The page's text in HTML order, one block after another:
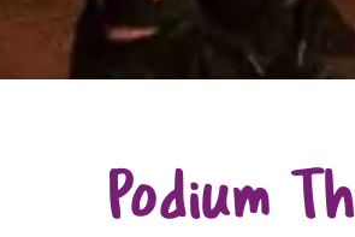
Podium